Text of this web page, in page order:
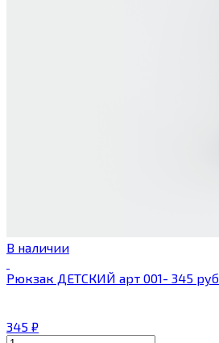
В наличии
Рюкзак ДЕТСКИЙ арт 001- 345 руб
345 ₽